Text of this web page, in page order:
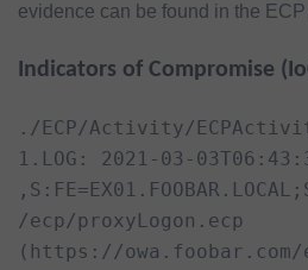
evidence can be found in the
Indicators of Compromise
./ECP/Activity/
1.LOG: 2021-03-
/ecp/proxyLogon.ecp
(https://